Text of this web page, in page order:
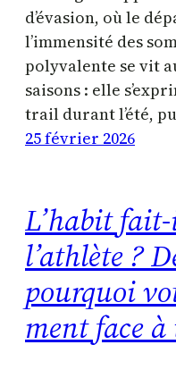
d’évasion, où le
l’immensité des
polyvalente se vit
saisons : elle
trail durant l’été,
25 février 2026
L’habit
l’athlète ?
pourquoi
ment face